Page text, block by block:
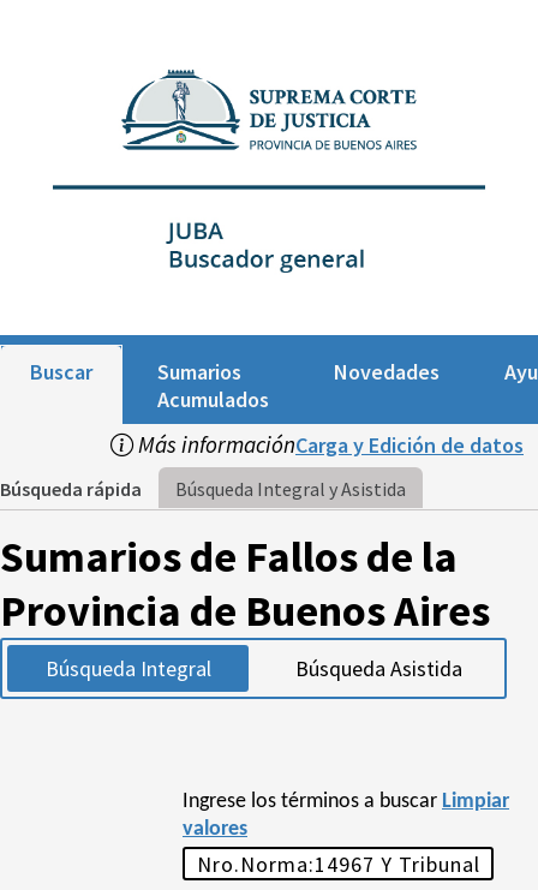
Buscar
Sumarios
Acumulados
Novedades
Más informaciónCarga y Edición de datos
Búsqueda rápida Búsqueda Integral y Asistida
Sumarios de Fallos de la
Provincia de Buenos Aires
Búsqueda Integral Búsqueda Asistida
Ingrese los términos a buscar Limpiar
valores